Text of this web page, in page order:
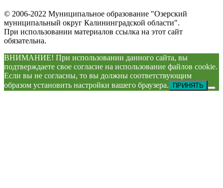
© 2006-2022 Муниципальное образование "Озерский
муниципальный округ Калининградской области".
При использовании материалов ссылка на этот сайт
обязательна.
ВНИМАНИЕ! При использовании данного сайта, вы
подтверждаете свое согласие на использование файлов cookie.
Если вы не согласны, то вы должны соответствующим
образом установить настройки вашего браузера.
ПРИНЯТЬ